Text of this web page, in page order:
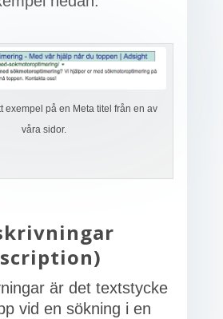
exempel på en Meta titel från en av
våra sidor.
är det textstycke
vid en sökning i en